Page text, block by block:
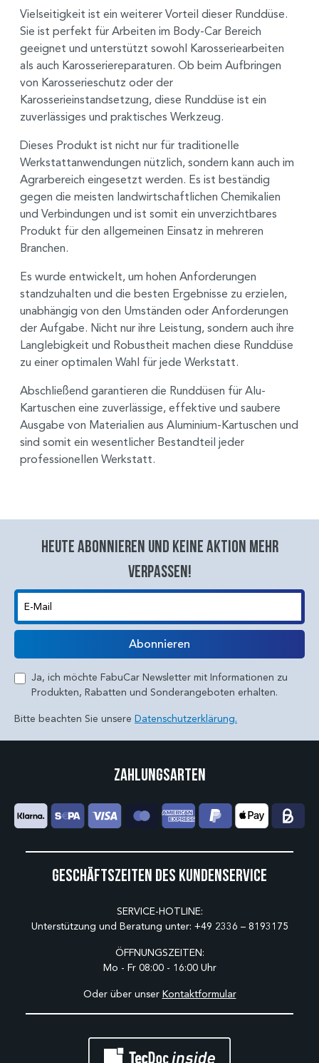
Vielseitigkeit ist ein weiterer Vorteil dieser Runddüse.
Sie ist perfekt für Arbeiten im Body-Car Bereich
geeignet und unterstützt sowohl Karosseriearbeiten
als auch Karosseriereparaturen. Ob beim Aufbringen
von Karosserieschutz oder der
Karosserieinstandsetzung, diese Runddüse ist ein
zuverlässiges und praktisches Werkzeug.
Dieses Produkt ist nicht nur für traditionelle
Werkstattanwendungen nützlich, sondern kann auch im
Agrarbereich eingesetzt werden. Es ist beständig
gegen die meisten landwirtschaftlichen Chemikalien
und Verbindungen und ist somit ein unverzichtbares
Produkt für den allgemeinen Einsatz in mehreren
Branchen.
Es wurde entwickelt, um hohen Anforderungen
standzuhalten und die besten Ergebnisse zu erzielen,
unabhängig von den Umständen oder Anforderungen
der Aufgabe. Nicht nur ihre Leistung, sondern auch ihre
Langlebigkeit und Robustheit machen diese Runddüse
zu einer optimalen Wahl für jede Werkstatt.
Abschließend garantieren die Runddüsen für Alu-
Kartuschen eine zuverlässige, effektive und saubere
Ausgabe von Materialien aus Aluminium-Kartuschen und
sind somit ein wesentlicher Bestandteil jeder
professionellen Werkstatt.
Heute abonnieren und keine aktion mehr
verpassen!
E-Mail
Abonnieren
Ja, ich möchte FabuCar Newsletter mit Informationen zu
Produkten, Rabatten und Sonderangeboten erhalten.
Bitte beachten Sie unsere Datenschutzerklärung.
Geschäftszeiten des Kundenservice
SERVICE-HOTLINE:
Unterstützung und Beratung unter: +49 2336 – 8193175
ÖFFNUNGSZEITEN:
Mo - Fr 08:00 - 16:00 Uhr
Oder über unser Kontaktformular
Zahlungsarten